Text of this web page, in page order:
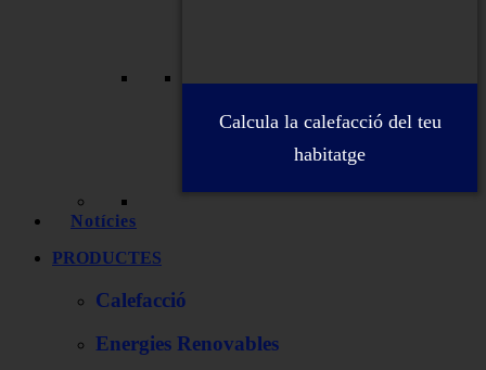
Calcula la calefacció del teu
habitatge
Notícies
PRODUCTES
Calefacció
Energies Renovables